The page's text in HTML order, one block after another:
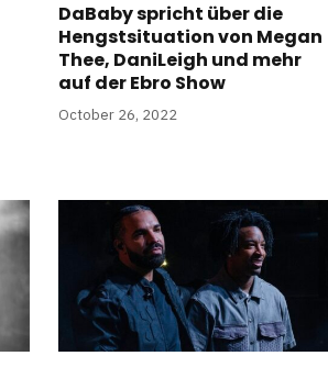
DaBaby spricht über die
Hengstsituation von Megan
Thee, DaniLeigh und mehr
auf der Ebro Show
October 26, 2022